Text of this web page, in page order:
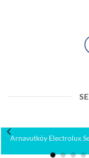
Avcılar Electrolux